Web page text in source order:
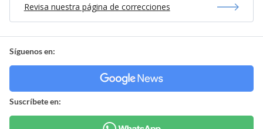
Revisa nuestra página de correcciones
Síguenos en:
Suscríbete en: